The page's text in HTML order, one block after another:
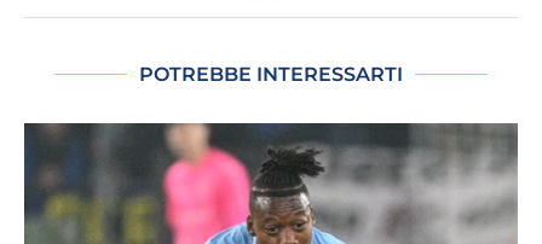
POTREBBE INTERESSARTI